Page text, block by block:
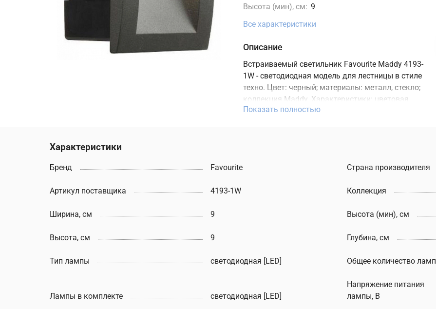
Высота (мин), см: 9
Все характеристики
Описание
Встраиваемый светильник Favourite Maddy 4193-
1W - светодиодная модель для лестницы в стиле
техно. Цвет: черный; материалы: металл, стекло;
коллекция Maddy. Характеристики: цветовая
температура 4000K, мощность 3 Вт, освещение
Favourite с доставкой по Москве, Санкт-
Показать полностью
Характеристики
Бренд Favourite Страна производителя
Артикул поставщика 4193-1W Коллекция
Ширина, см 9 Высота (мин), см
Высота, см 9 Глубина, см
Тип лампы светодиодная [LED] Общее количество ламп
Лампы в комплекте светодиодная [LED]
Напряжение питания
лампы, В